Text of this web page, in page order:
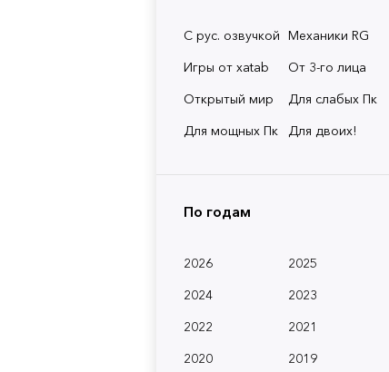
С рус. озвучкой Механики RG
Игры от xatab
От 3-го лица
Открытый мир
Для слабых Пк
Для мощных Пк
Для двоих!
По годам
2026
2025
2024
2023
2022
2021
2020
2019